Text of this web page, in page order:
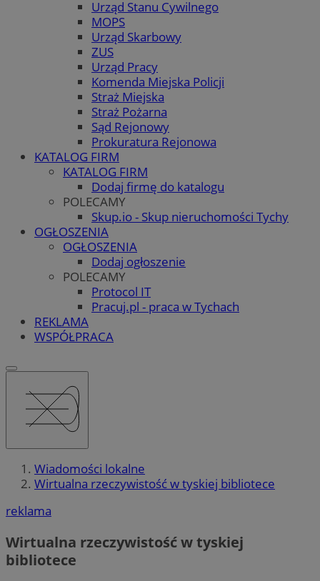
Urząd Stanu Cywilnego
MOPS
Urząd Skarbowy
ZUS
Urząd Pracy
Komenda Miejska Policji
Straż Miejska
Straż Pożarna
Sąd Rejonowy
Prokuratura Rejonowa
KATALOG FIRM
KATALOG FIRM
Dodaj firmę do katalogu
POLECAMY
Skup.io - Skup nieruchomości Tychy
OGŁOSZENIA
OGŁOSZENIA
Dodaj ogłoszenie
POLECAMY
Protocol IT
Pracuj.pl - praca w Tychach
REKLAMA
WSPÓŁPRACA
Wiadomości lokalne
Wirtualna rzeczywistość w tyskiej bibliotece
reklama
Wirtualna rzeczywistość w tyskiej
bibliotece